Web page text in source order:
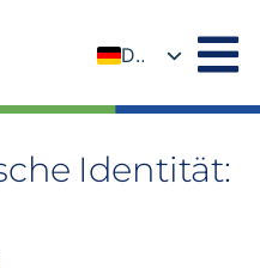
DE
Identität: